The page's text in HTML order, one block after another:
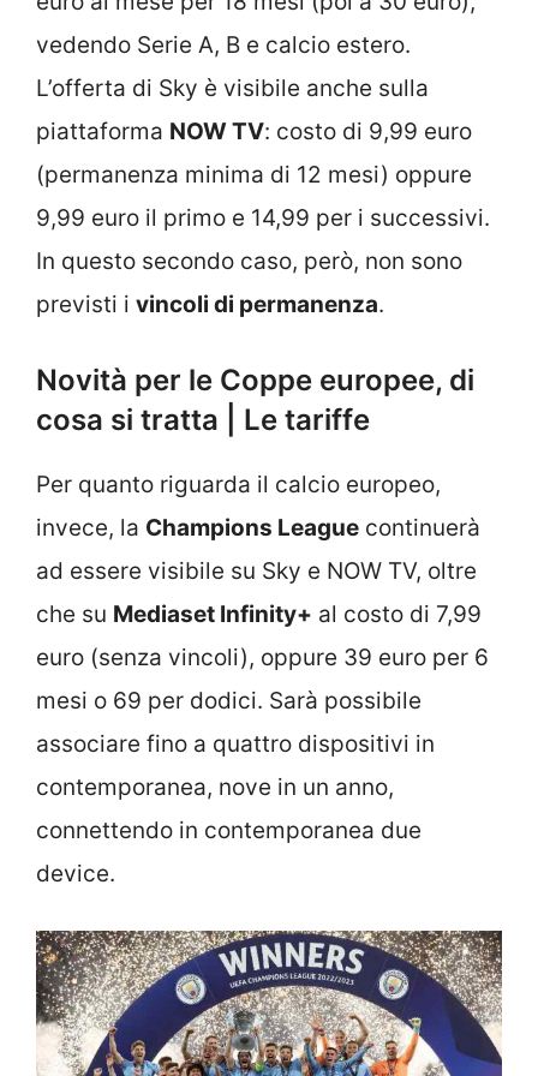
vedendo Serie A, B e calcio estero.
L’offerta di Sky è visibile anche sulla
piattaforma NOW TV: costo di 9,99 euro
(permanenza minima di 12 mesi) oppure
9,99 euro il primo e 14,99 per i successivi.
In questo secondo caso, però, non sono
previsti i vincoli di permanenza.
Novità per le Coppe europee, di
cosa si tratta | Le tariffe
Per quanto riguarda il calcio europeo,
invece, la Champions League continuerà
ad essere visibile su Sky e NOW TV, oltre
che su Mediaset Infinity+ al costo di 7,99
euro (senza vincoli), oppure 39 euro per 6
mesi o 69 per dodici. Sarà possibile
associare fino a quattro dispositivi in
contemporanea, nove in un anno,
connettendo in contemporanea due
device.